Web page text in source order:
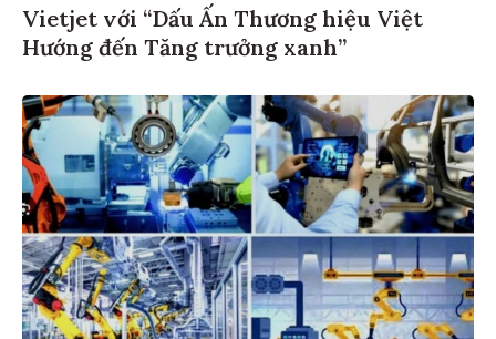
Vietjet với “Dấu Ấn Thương hiệu Việt
Hướng đến Tăng trưởng xanh”